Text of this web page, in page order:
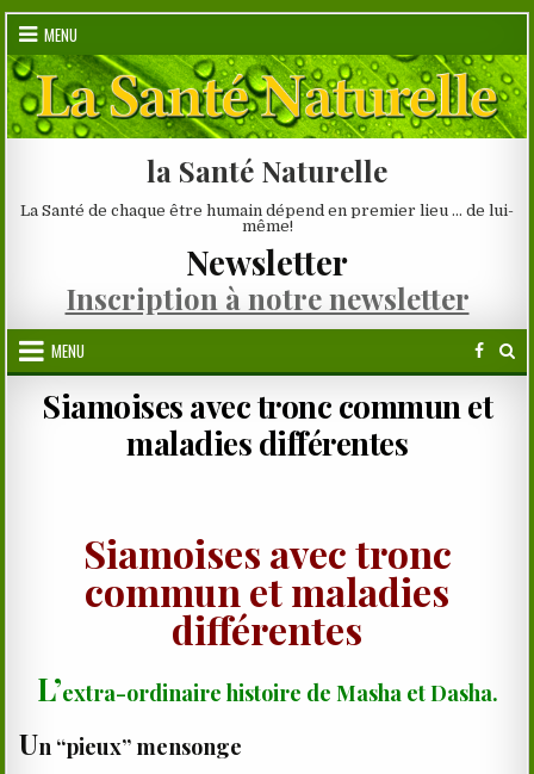
Skip
content
MENU
la Santé Naturelle
La Santé de chaque être humain dépend en premier lieu … de lui-
même!
Newsletter
Inscription à notre newsletter
MENU
Siamoises avec tronc commun et
maladies différentes
Siamoises avec tronc
commun et maladies
différentes
L’extra-ordinaire histoire de Masha et Dasha.
Un “pieux” mensonge